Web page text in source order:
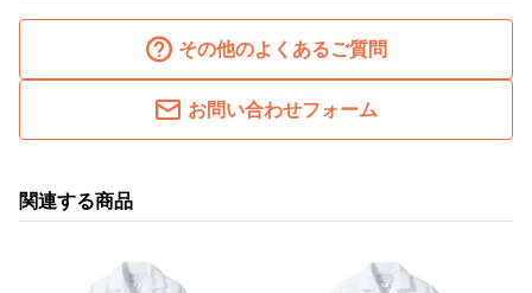
その他のよくあるご質問
お問い合わせフォーム
関連する商品